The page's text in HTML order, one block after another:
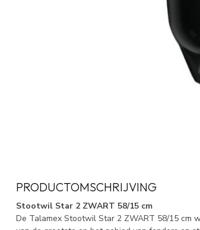
PRODUCTOMSCHRIJVING
Stootwil Star 2 ZWART 58/15 cm
De Talamex Stootwil Star 2 ZWART 58/15 cm